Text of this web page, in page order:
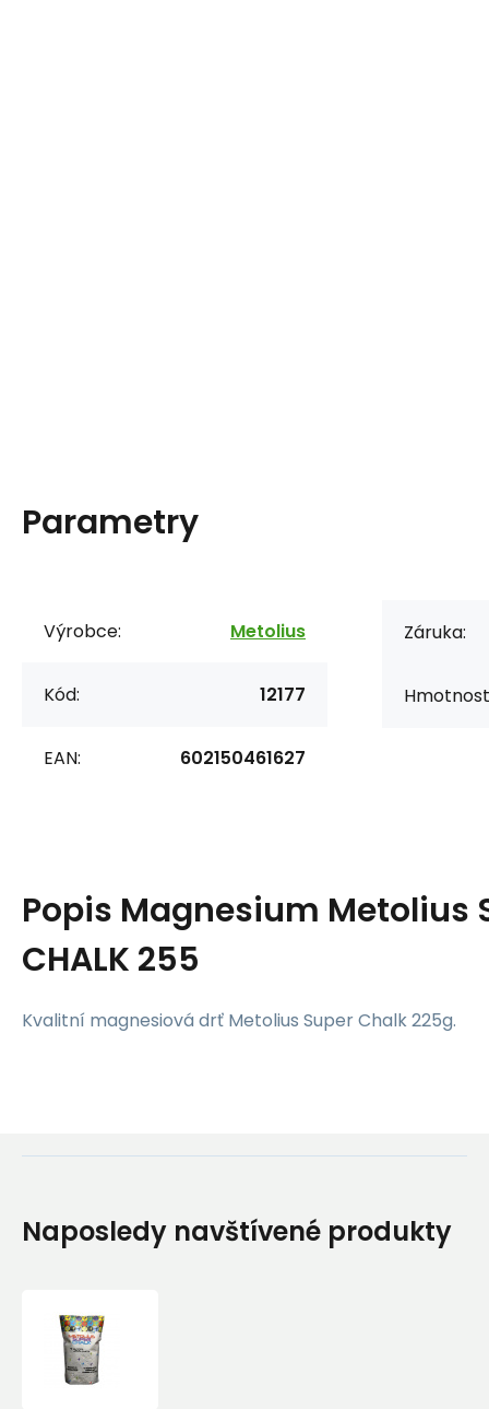
Parametry
Výrobce: Metolius
Kód: 12177
EAN: 602150461627
Záruka:
Popis Magnesium Metolius
CHALK 255
Kvalitní magnesiová drť Metolius Super Chalk 225g.
Naposledy navštívené produkty